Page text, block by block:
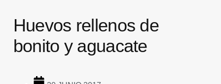
Huevos rellenos de
bonito y aguacate